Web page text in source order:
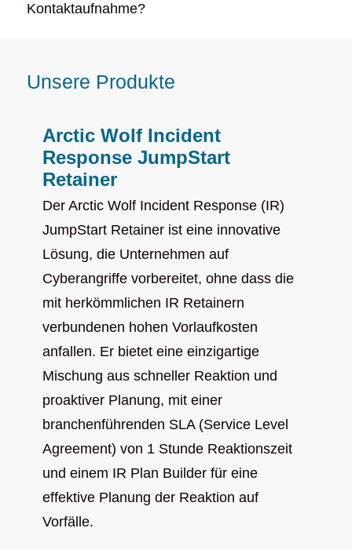
Kontaktaufnahme?
Unsere Produkte
Arctic Wolf Incident
Response JumpStart
Retainer
Der Arctic Wolf Incident Response (IR)
JumpStart Retainer ist eine innovative
Lösung, die Unternehmen auf
Cyberangriffe vorbereitet, ohne dass die
mit herkömmlichen IR Retainern
verbundenen hohen Vorlaufkosten
anfallen. Er bietet eine einzigartige
Mischung aus schneller Reaktion und
proaktiver Planung, mit einer
branchenführenden SLA (Service Level
Agreement) von 1 Stunde Reaktionszeit
und einem IR Plan Builder für eine
effektive Planung der Reaktion auf
Vorfälle.